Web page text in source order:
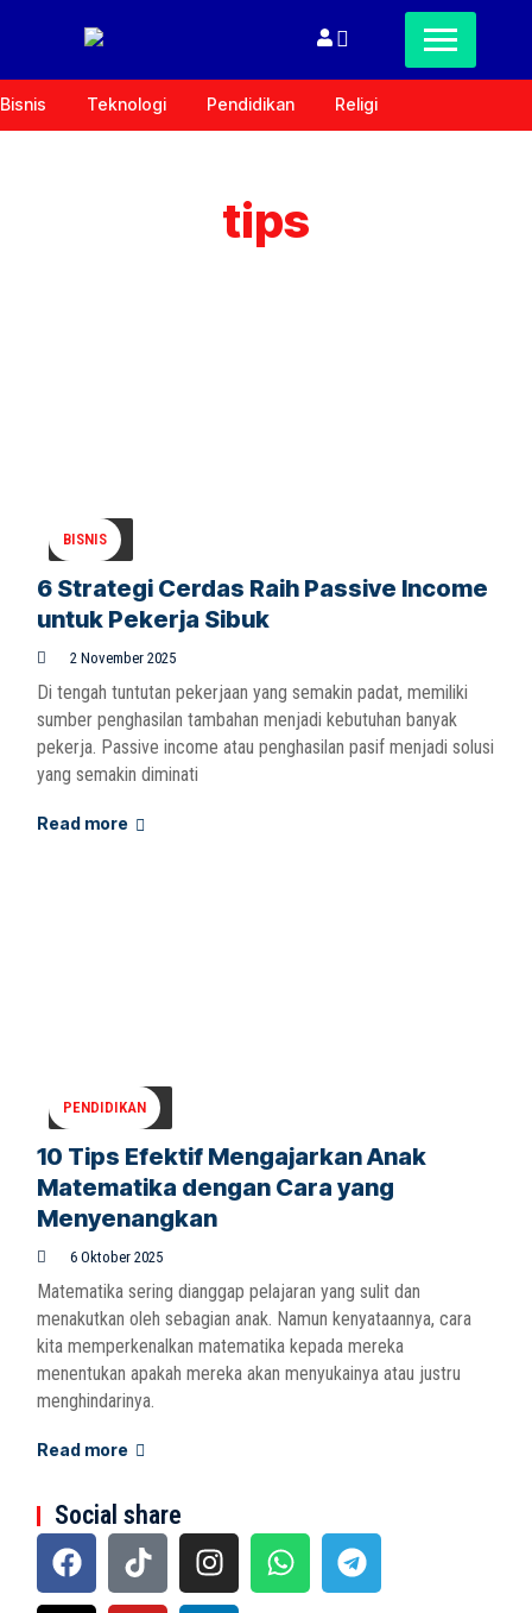
Bisnis Teknologi Pendidikan Religi
tips
BISNIS
6 Strategi Cerdas Raih Passive Income
untuk Pekerja Sibuk
2 November 2025
Di tengah tuntutan pekerjaan yang semakin padat, memiliki
sumber penghasilan tambahan menjadi kebutuhan banyak
pekerja. Passive income atau penghasilan pasif menjadi solusi
yang semakin diminati
Read more
PENDIDIKAN
10 Tips Efektif Mengajarkan Anak
Matematika dengan Cara yang
Menyenangkan
6 Oktober 2025
Matematika sering dianggap pelajaran yang sulit dan
menakutkan oleh sebagian anak. Namun kenyataannya, cara
kita memperkenalkan matematika kepada mereka
menentukan apakah mereka akan menyukainya atau justru
menghindarinya.
Read more
Social share